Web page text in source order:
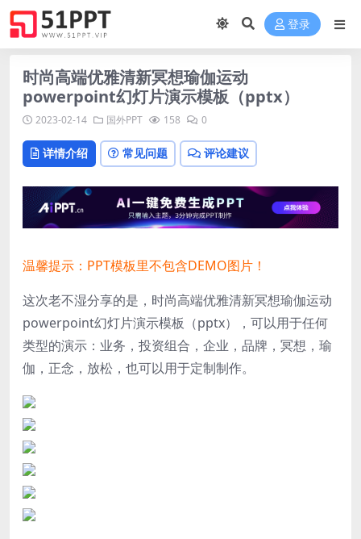
登录
时尚高端优雅清新冥想瑜伽运动
powerpoint幻灯片演示模板（pptx）
2023-02-14 国外PPT 158 0
详情介绍 常见问题 评论建议
温馨提示：PPT模板里不包含DEMO图片！
这次老不湿分享的是，时尚高端优雅清新冥想瑜伽运动
powerpoint幻灯片演示模板（pptx），可以用于任何
类型的演示：业务，投资组合，企业，品牌，冥想，瑜
伽，正念，放松，也可以用于定制制作。